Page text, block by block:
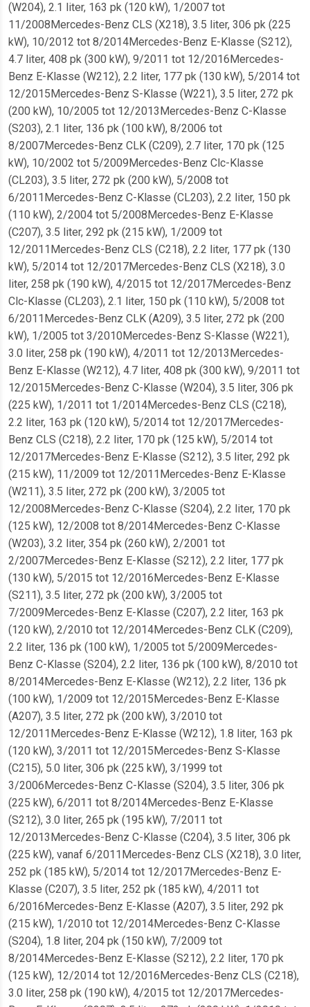
(W204), 2.1 liter, 163 pk (120 kW), 1/2007 tot
11/2008Mercedes-Benz CLS (X218), 3.5 liter, 306 pk (225
kW), 10/2012 tot 8/2014Mercedes-Benz E-Klasse (S212),
4.7 liter, 408 pk (300 kW), 9/2011 tot 12/2016Mercedes-
Benz E-Klasse (W212), 2.2 liter, 177 pk (130 kW), 5/2014 tot
12/2015Mercedes-Benz S-Klasse (W221), 3.5 liter, 272 pk
(200 kW), 10/2005 tot 12/2013Mercedes-Benz C-Klasse
(S203), 2.1 liter, 136 pk (100 kW), 8/2006 tot
8/2007Mercedes-Benz CLK (C209), 2.7 liter, 170 pk (125
kW), 10/2002 tot 5/2009Mercedes-Benz Clc-Klasse
(CL203), 3.5 liter, 272 pk (200 kW), 5/2008 tot
6/2011Mercedes-Benz C-Klasse (CL203), 2.2 liter, 150 pk
(110 kW), 2/2004 tot 5/2008Mercedes-Benz E-Klasse
(C207), 3.5 liter, 292 pk (215 kW), 1/2009 tot
12/2011Mercedes-Benz CLS (C218), 2.2 liter, 177 pk (130
kW), 5/2014 tot 12/2017Mercedes-Benz CLS (X218), 3.0
liter, 258 pk (190 kW), 4/2015 tot 12/2017Mercedes-Benz
Clc-Klasse (CL203), 2.1 liter, 150 pk (110 kW), 5/2008 tot
6/2011Mercedes-Benz CLK (A209), 3.5 liter, 272 pk (200
kW), 1/2005 tot 3/2010Mercedes-Benz S-Klasse (W221),
3.0 liter, 258 pk (190 kW), 4/2011 tot 12/2013Mercedes-
Benz E-Klasse (W212), 4.7 liter, 408 pk (300 kW), 9/2011 tot
12/2015Mercedes-Benz C-Klasse (W204), 3.5 liter, 306 pk
(225 kW), 1/2011 tot 1/2014Mercedes-Benz CLS (C218),
2.2 liter, 163 pk (120 kW), 5/2014 tot 12/2017Mercedes-
Benz CLS (C218), 2.2 liter, 170 pk (125 kW), 5/2014 tot
12/2017Mercedes-Benz E-Klasse (S212), 3.5 liter, 292 pk
(215 kW), 11/2009 tot 12/2011Mercedes-Benz E-Klasse
(W211), 3.5 liter, 272 pk (200 kW), 3/2005 tot
12/2008Mercedes-Benz C-Klasse (S204), 2.2 liter, 170 pk
(125 kW), 12/2008 tot 8/2014Mercedes-Benz C-Klasse
(W203), 3.2 liter, 354 pk (260 kW), 2/2001 tot
2/2007Mercedes-Benz E-Klasse (S212), 2.2 liter, 177 pk
(130 kW), 5/2015 tot 12/2016Mercedes-Benz E-Klasse
(S211), 3.5 liter, 272 pk (200 kW), 3/2005 tot
7/2009Mercedes-Benz E-Klasse (C207), 2.2 liter, 163 pk
(120 kW), 2/2010 tot 12/2014Mercedes-Benz CLK (C209),
2.2 liter, 136 pk (100 kW), 1/2005 tot 5/2009Mercedes-
Benz C-Klasse (S204), 2.2 liter, 136 pk (100 kW), 8/2010 tot
8/2014Mercedes-Benz E-Klasse (W212), 2.2 liter, 136 pk
(100 kW), 1/2009 tot 12/2015Mercedes-Benz E-Klasse
(A207), 3.5 liter, 272 pk (200 kW), 3/2010 tot
12/2011Mercedes-Benz E-Klasse (W212), 1.8 liter, 163 pk
(120 kW), 3/2011 tot 12/2015Mercedes-Benz S-Klasse
(C215), 5.0 liter, 306 pk (225 kW), 3/1999 tot
3/2006Mercedes-Benz C-Klasse (S204), 3.5 liter, 306 pk
(225 kW), 6/2011 tot 8/2014Mercedes-Benz E-Klasse
(S212), 3.0 liter, 265 pk (195 kW), 7/2011 tot
12/2013Mercedes-Benz C-Klasse (C204), 3.5 liter, 306 pk
(225 kW), vanaf 6/2011Mercedes-Benz CLS (X218), 3.0 liter,
252 pk (185 kW), 5/2014 tot 12/2017Mercedes-Benz E-
Klasse (C207), 3.5 liter, 252 pk (185 kW), 4/2011 tot
6/2016Mercedes-Benz E-Klasse (A207), 3.5 liter, 292 pk
(215 kW), 1/2010 tot 12/2014Mercedes-Benz C-Klasse
(S204), 1.8 liter, 204 pk (150 kW), 7/2009 tot
8/2014Mercedes-Benz E-Klasse (S212), 2.2 liter, 170 pk
(125 kW), 12/2014 tot 12/2016Mercedes-Benz CLS (C218),
3.0 liter, 258 pk (190 kW), 4/2015 tot 12/2017Mercedes-